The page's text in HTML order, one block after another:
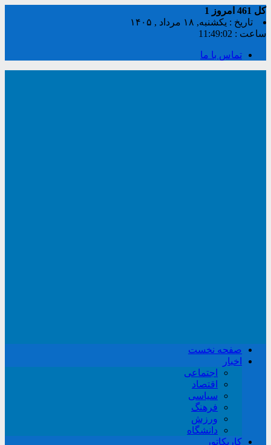
کل امروز
1
تاریخ : یکشنبه, ۱۸ مرداد , ۱۴۰۵
ساعت : 11:49:02
تماس با ما
صفحه نخست
اخبار
اجتماعی
اقتصاد
سیاسی
فرهنگ
ورزش
دانشگاه
کاریکاتور